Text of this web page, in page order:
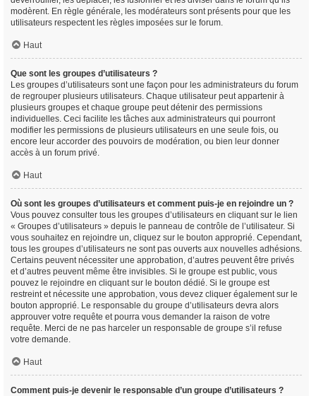
modèrent. En règle générale, les modérateurs sont présents pour que les
utilisateurs respectent les règles imposées sur le forum.
Haut
Que sont les groupes d’utilisateurs ?
Les groupes d’utilisateurs sont une façon pour les administrateurs du forum
de regrouper plusieurs utilisateurs. Chaque utilisateur peut appartenir à
plusieurs groupes et chaque groupe peut détenir des permissions
individuelles. Ceci facilite les tâches aux administrateurs qui pourront
modifier les permissions de plusieurs utilisateurs en une seule fois, ou
encore leur accorder des pouvoirs de modération, ou bien leur donner
accès à un forum privé.
Haut
Où sont les groupes d’utilisateurs et comment puis-je en rejoindre un ?
Vous pouvez consulter tous les groupes d’utilisateurs en cliquant sur le lien
« Groupes d’utilisateurs » depuis le panneau de contrôle de l’utilisateur. Si
vous souhaitez en rejoindre un, cliquez sur le bouton approprié. Cependant,
tous les groupes d’utilisateurs ne sont pas ouverts aux nouvelles adhésions.
Certains peuvent nécessiter une approbation, d’autres peuvent être privés
et d’autres peuvent même être invisibles. Si le groupe est public, vous
pouvez le rejoindre en cliquant sur le bouton dédié. Si le groupe est
restreint et nécessite une approbation, vous devez cliquer également sur le
bouton approprié. Le responsable du groupe d’utilisateurs devra alors
approuver votre requête et pourra vous demander la raison de votre
requête. Merci de ne pas harceler un responsable de groupe s’il refuse
votre demande.
Haut
Comment puis-je devenir le responsable d’un groupe d’utilisateurs ?